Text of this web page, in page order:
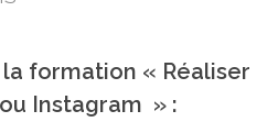
formation « Réaliser
Instagram » :